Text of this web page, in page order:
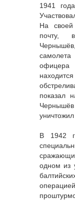
1941
На своей
почту,
самолета
показал
Чернышёв
В 1942
одном из